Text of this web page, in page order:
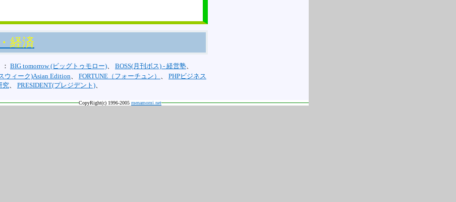
経済
： BIG tomorrow (ビッグトゥモロー)、 BOSS(月刊ボス) - 経営塾、
ウィーク)Asian Edition、 FORTUNE（フォーチュン） 、 PHPビジネス
究、 PRESIDENT(プレジデント)、
CopyRight(c) 1996-2005 menamomi.net